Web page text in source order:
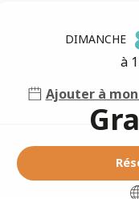
DIMANCHE
à
Ajouter à